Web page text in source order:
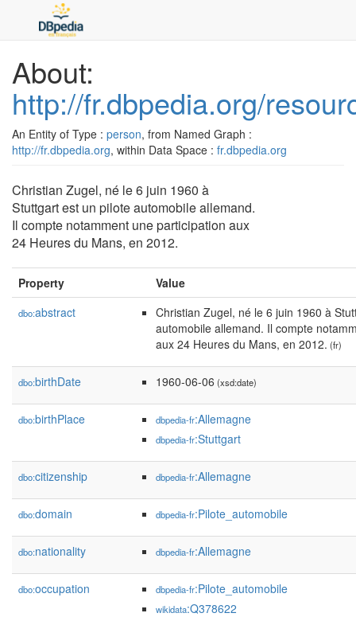
About:
http://fr.dbpedia.org/
An Entity of Type : person, from Named Graph :
http://fr.dbpedia.org, within Data Space : fr.dbpedia.org
Christian Zugel, né le 6 juin 1960 à
Stuttgart est un pilote automobile allemand.
Il compte notamment une participation aux
24 Heures du Mans, en 2012.
Property Value
dbo:abstract
Christian Zugel, né le 6 juin 1960 à
automobile allemand. Il compte
aux 24 Heures du Mans, en 2012. (fr)
dbo:birthDate 1960-06-06 (xsd:date)
dbo:birthPlace dbpedia-fr:Allemagne
dbpedia-fr:Stuttgart
dbo:citizenship dbpedia-fr:Allemagne
dbo:domain dbpedia-fr:Pilote_automobile
dbo:nationality dbpedia-fr:Allemagne
dbo:occupation dbpedia-fr:Pilote_automobile
wikidata:Q378622